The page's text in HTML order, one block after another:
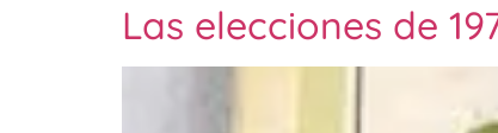
Las elecciones de